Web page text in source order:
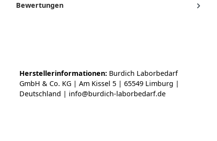
Bewertungen
Herstellerinformationen: Burdich Laborbedarf
GmbH & Co. KG | Am Kissel 5 | 65549 Limburg |
Deutschland | info@burdich-laborbedarf.de